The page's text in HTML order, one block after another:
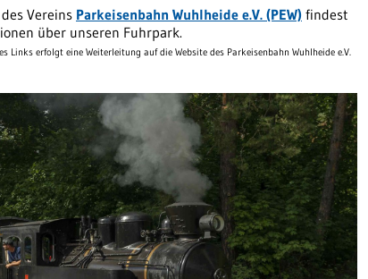
Vereins Parkeisenbahn Wuhlheide e.V. (PEW) findest
über unseren Fuhrpark.
Links erfolgt eine Weiterleitung auf die Website des Parkeisenbahn Wuhlheide e.V.